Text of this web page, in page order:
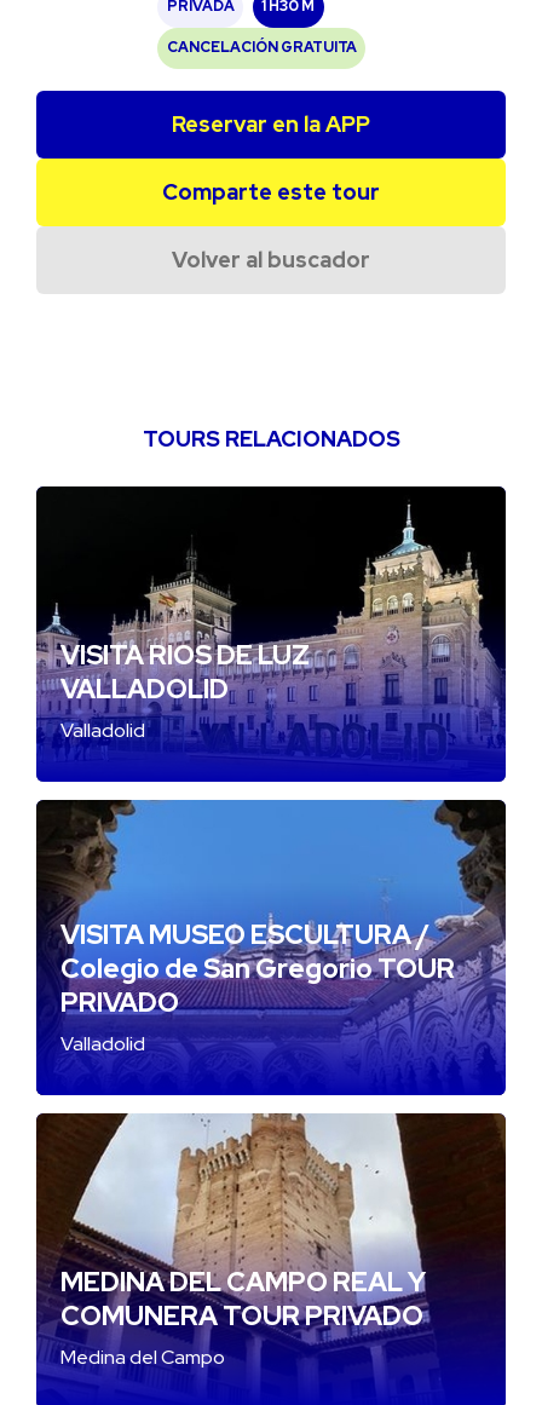
PRIVADA 1 H30 M
CANCELACIÓN GRATUITA
Reservar en la APP
Comparte este tour
Volver al buscador
TOURS RELACIONADOS
VISITA RIOS DE LUZ
VALLADOLID
Valladolid
VISITA MUSEO ESCULTURA /
Colegio de San Gregorio TOUR
PRIVADO
Valladolid
MEDINA DEL CAMPO REAL Y
COMUNERA TOUR PRIVADO
Medina del Campo